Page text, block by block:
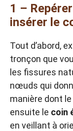
1 –
insérer le
Tout d’abord,
tronçon que
les fissures
nœuds qui
manière dont
ensuite le coin
en veillant à